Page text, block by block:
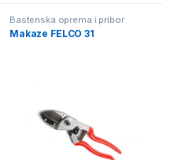
Bastenska oprema i pribor
Makaze FELCO 31